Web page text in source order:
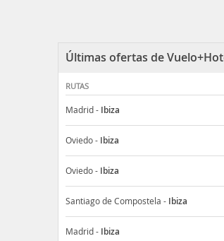
Últimas ofertas de
RUTAS
Madrid- Ibiza
Oviedo- Ibiza
Oviedo- Ibiza
Santiago de Compostela - Ibiza
Madrid- Ibiza